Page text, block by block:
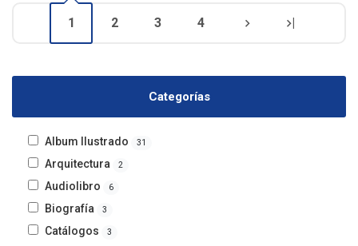
1 2 3 4 |
Categorías
Album Ilustrado 31
Arquitectura 2
Audiolibro 6
Biografía 3
Catálogos 3